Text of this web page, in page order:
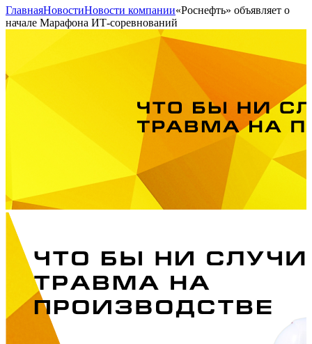
ГлавнаяНовостиНовости компании«Роснефть» объявляет о
начале Марафона ИТ-соревнований